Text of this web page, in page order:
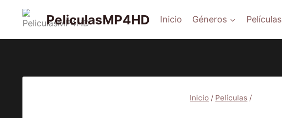
PeliculasMP4HD Inicio Géneros Películas
Inicio / Películas /